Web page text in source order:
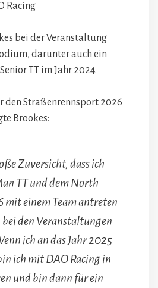
Racing
bei der Veranstaltung
darunter auch ein
TT im Jahr 2024.
den Straßenrennsport 2026
Brookes:
Zuversicht, dass ich
TT und dem North
mit einem Team antreten
bei den Veranstaltungen
ich an das Jahr 2025
ich mit DAO Racing in
und bin dann für ein